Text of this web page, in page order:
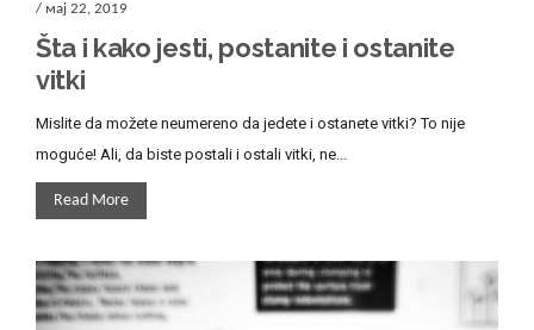
/ мај 22, 2019
Šta i kako jesti, postanite i ostanite
vitki
Mislite da možete neumereno da jedete i ostanete vitki? To nije
moguće! Ali, da biste postali i ostali vitki, ne...
Read More